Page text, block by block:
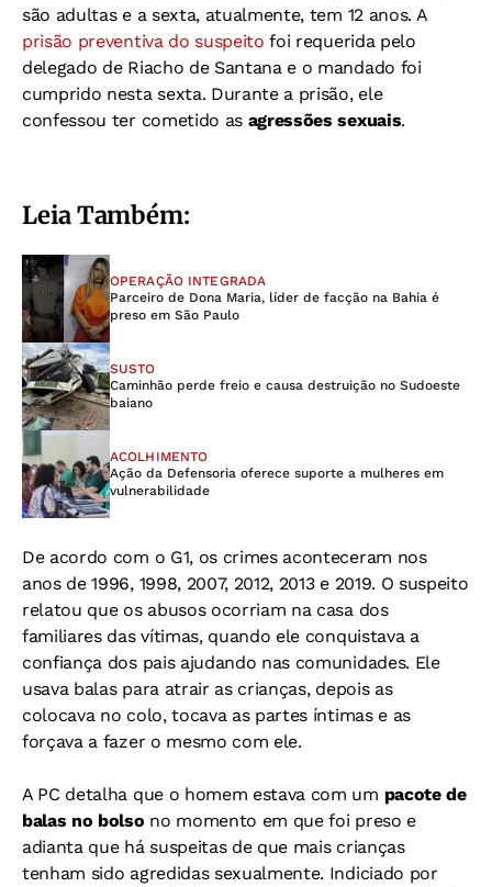
são adultas e a sexta, atualmente, tem 12 anos. A
prisão preventiva do suspeito foi requerida pelo
delegado de Riacho de Santana e o mandado foi
cumprido nesta sexta. Durante a prisão, ele
confessou ter cometido as agressões sexuais.
Leia Também:
OPERAÇÃO INTEGRADA
Parceiro de Dona Maria, líder de facção na Bahia é
preso em São Paulo
SUSTO
Caminhão perde freio e causa destruição no Sudoeste
baiano
ACOLHIMENTO
Ação da Defensoria oferece suporte a mulheres em
vulnerabilidade
De acordo com o G1, os crimes aconteceram nos
anos de 1996, 1998, 2007, 2012, 2013 e 2019. O suspeito
relatou que os abusos ocorriam na casa dos
familiares das vítimas, quando ele conquistava a
confiança dos pais ajudando nas comunidades. Ele
usava balas para atrair as crianças, depois as
colocava no colo, tocava as partes íntimas e as
forçava a fazer o mesmo com ele.
A PC detalha que o homem estava com um pacote de
balas no bolso no momento em que foi preso e
adianta que há suspeitas de que mais crianças
tenham sido agredidas sexualmente. Indiciado por